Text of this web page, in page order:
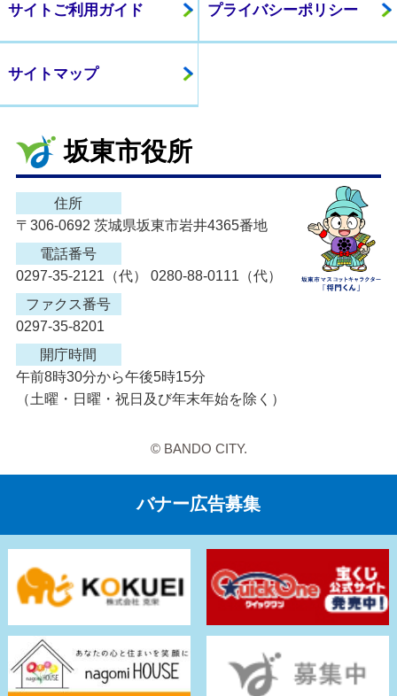
サイトご利用ガイド プライバシーポリシー
サイトマップ
坂東市役所
住所
〒306-0692 茨城県坂東市岩井4365番地
電話番号
0297-35-2121（代） 0280-88-0111（代）
ファクス番号
0297-35-8201
開庁時間
午前8時30分から午後5時15分
（土曜・日曜・祝日及び年末年始を除く）
© BANDO CITY.
バナー広告募集